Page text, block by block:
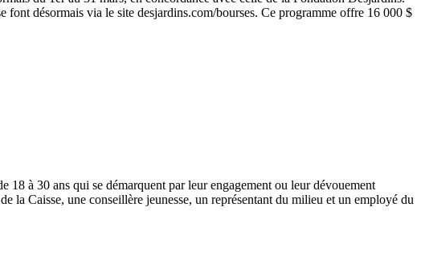
désormais via le site desjardins.com/bourses. Ce programme offre 16 000 $
18 à 30 ans qui se démarquent par leur engagement ou leur dévouement
la Caisse, une conseillère jeunesse, un représentant du milieu et un employé du